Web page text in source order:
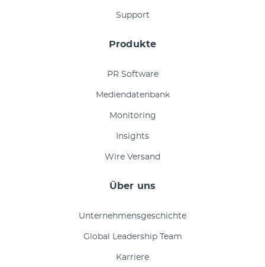
Support
Produkte
PR Software
Mediendatenbank
Monitoring
Insights
Wire Versand
Über uns
Unternehmensgeschichte
Global Leadership Team
Karriere